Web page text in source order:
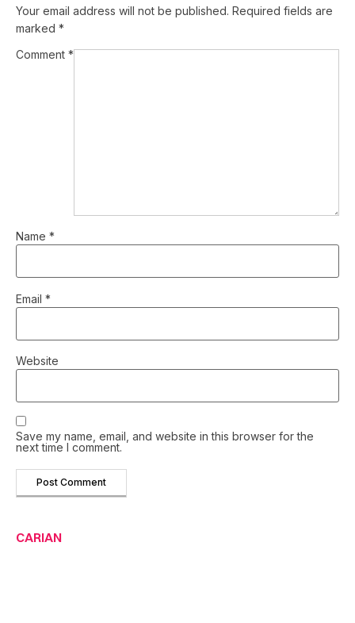
Your email address will not be published. Required fields are
marked *
Comment *
Name *
Email *
Website
Save my name, email, and website in this browser for the
next time I comment.
CARIAN